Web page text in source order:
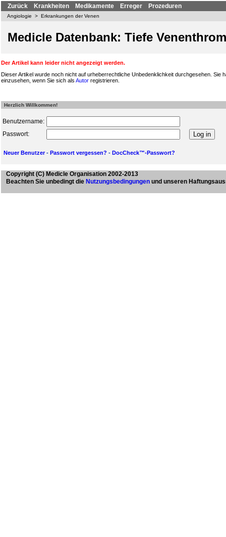
Zurück Krankheiten Medikamente Erreger Prozeduren
Angiologie > Erkrankungen der Venen
Medicle Datenbank: Tiefe
Der Artikel kann leider nicht angezeigt werden.
Dieser Artikel wurde noch nicht auf urheberrechtliche Unbedenklichkeit durchgesehen. Sie
einzusehen, wenn Sie sich als Autor registrieren.
Herzlich Willkommen!
Benutzername:
Passwort:
Neuer Benutzer- Passwort vergessen? - DocCheck™-Passwort?
Copyright (C) Medicle Organisation 2002-2013
Beachten Sie unbedingt die Nutzungsbedingungen und unseren